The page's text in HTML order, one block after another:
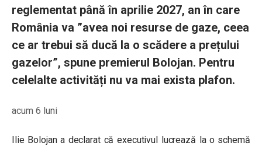
reglementat până în aprilie 2027, an în care
România va ”avea noi resurse de gaze, ceea
ce ar trebui să ducă la o scădere a prețului
gazelor”, spune premierul Bolojan. Pentru
celelalte activități nu va mai exista plafon.
acum 6 luni
Ilie Bolojan a declarat că executivul lucrează la o schemă